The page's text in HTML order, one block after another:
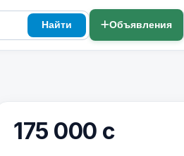
Найти Объявления
175 000 с